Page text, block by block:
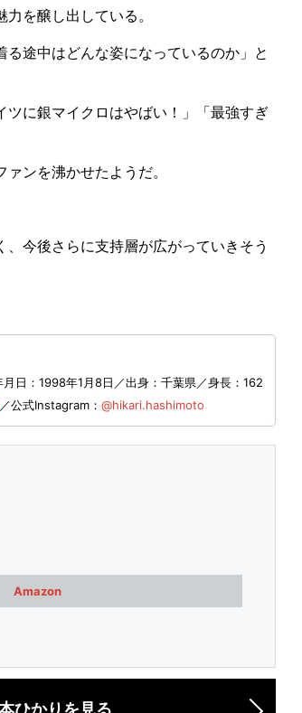
を醸し出している。
途中はどんな姿になっているのか」と
に銀マイクロはやばい！」「最強すぎ
ンを沸かせたようだ。
今後さらに支持層が広がっていきそう
日：1998年1月8日／出身：千葉県／身長：162
／公式Instagram： @hikari.hashimoto
Amazon
ひかりを見る